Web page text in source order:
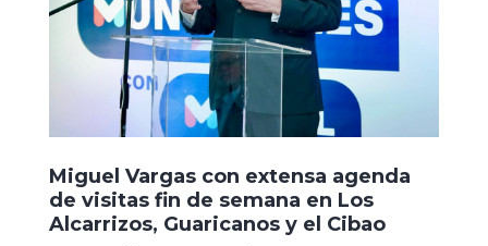
Miguel Vargas con extensa agenda
de visitas fin de semana en Los
Alcarrizos, Guaricanos y el Cibao